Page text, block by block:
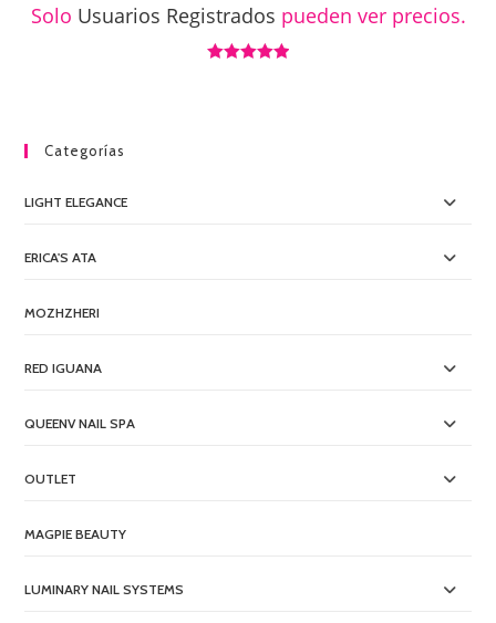
Solo Usuarios Registrados pueden ver precios.
Categorías
LIGHT ELEGANCE
ERICA'S ATA
MOZHZHERI
RED IGUANA
QUEENV NAIL SPA
OUTLET
MAGPIE BEAUTY
LUMINARY NAIL SYSTEMS